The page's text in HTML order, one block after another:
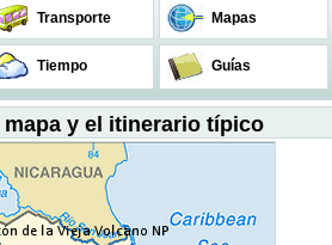
Transporte Mapas
Tiempo Guías
mapa y el itinerario típico